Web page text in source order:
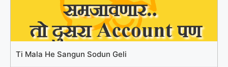
Ti Mala He Sangun Sodun Geli